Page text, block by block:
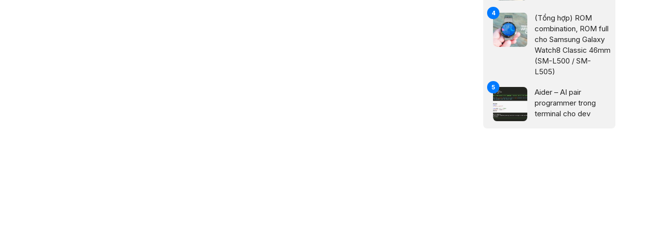
(Tổng hợp) ROM
combination, ROM full
cho Samsung Galaxy
Watch8 Classic 46mm
(SM-L500 / SM-
L505)
Aider – AI pair
programmer trong
terminal cho dev